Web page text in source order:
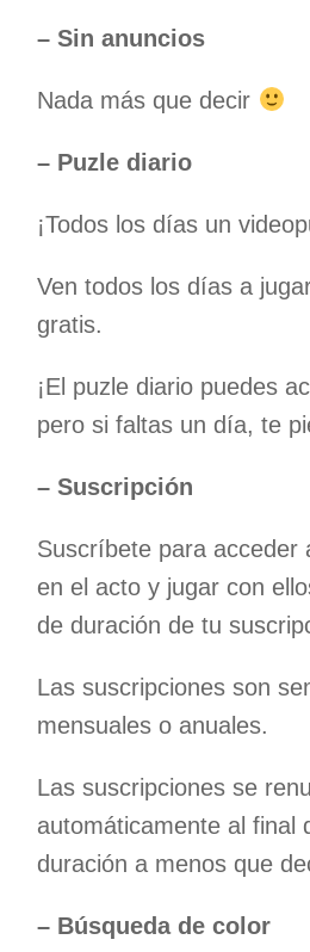
– Sin anuncios
Nada más que decir
– Puzle diario
¡Todos los días un
Ven todos los días a
gratis.
¡El puzle diario puedes
pero si faltas un día, te
– Suscripción
Suscríbete para acceder
en el acto y jugar con
de duración de tu
Las suscripciones son
mensuales o anuales.
Las suscripciones se
automáticamente al final
duración a menos que
– Búsqueda de color